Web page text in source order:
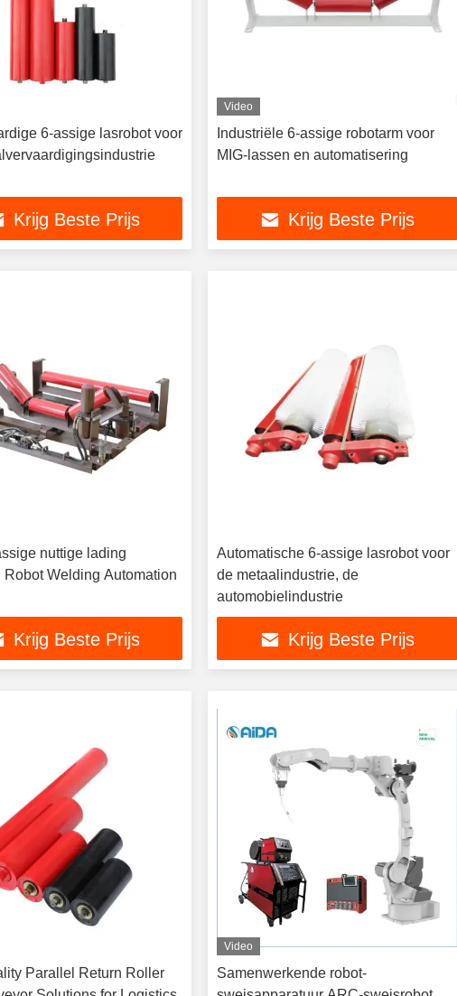
6-assige lasrobot voor
Krijg Beste Prijs
Video
Industriële 6-assige robotarm voor
MIG-lassen en automatisering
Krijg Beste Prijs
nuttige lading
Robot Welding Automation
Krijg Beste Prijs
Automatische 6-assige lasrobot voor
de metaalindustrie, de
automobielindustrie
Krijg Beste Prijs
Parallel Return Roller
Video
Samenwerkende robot-